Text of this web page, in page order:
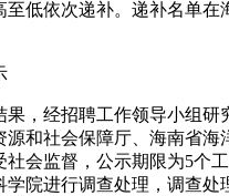
低依次递补。递补名单在
，经招聘工作领导小组研
和社会保障厅、海南省海
会监督，公示期限为5个
院进行调查处理，调查处